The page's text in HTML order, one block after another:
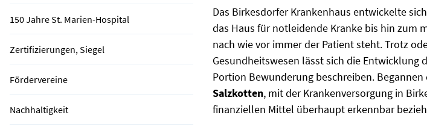
150 Jahre St. Marien-Hospital
Zertifizierungen, Siegel
Fördervereine
Nachhaltigkeit
Das Birkesdorfer Krankenhaus entwickelte sich
das Haus für notleidende Kranke bis hin zum
nach wie vor immer der Patient steht. Trotz
Gesundheitswesen lässt sich die Entwicklung
Portion Bewunderung beschreiben. Begannen
Salzkotten, mit der Krankenversorgung in
finanziellen Mittel überhaupt erkennbar